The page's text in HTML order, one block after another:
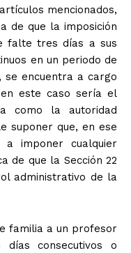
enlazadas
mencionados,
de que la imposición
falte tres días a sus
en un periodo de
encuentra a cargo
este caso sería el
como la autoridad
suponer que, en ese
a imponer cualquier
de que la Sección 22
administrativo de la
familia a un profesor
consecutivos o